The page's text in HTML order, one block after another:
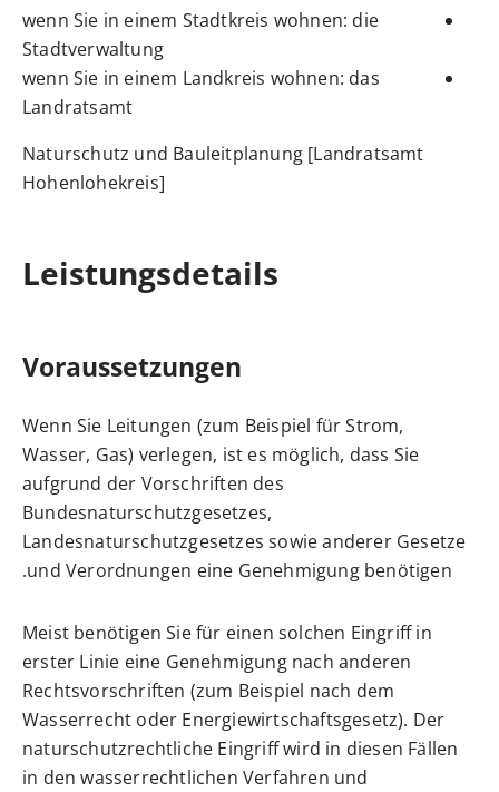
wenn Sie in einem Stadtkreis wohnen: die
Stadtverwaltung
wenn Sie in einem Landkreis wohnen: das
Landratsamt
Naturschutz und Bauleitplanung [Landratsamt
Hohenlohekreis]
Leistungsdetails
Voraussetzungen
Wenn Sie Leitungen (zum Beispiel für Strom,
Wasser, Gas) verlegen, ist es möglich, dass Sie
aufgrund der Vorschriften des
Bundesnaturschutzgesetzes,
Landesnaturschutzgesetzes sowie anderer Gesetze
und Verordnungen eine Genehmigung benötigen.
Meist benötigen Sie für einen solchen Eingriff in
erster Linie eine Genehmigung nach anderen
Rechtsvorschriften (zum Beispiel nach dem
Wasserrecht oder Energiewirtschaftsgesetz). Der
naturschutzrechtliche Eingriff wird in diesen Fällen
in den wasserrechtlichen Verfahren und